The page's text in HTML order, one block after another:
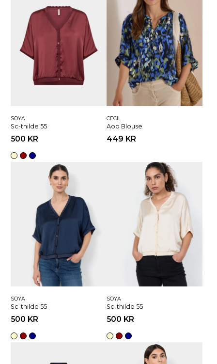
SOYA
Sc-thilde 55
500 KR
CECIL
Aop Blouse
449 KR
SOYA
Sc-thilde 55
500 KR
SOYA
Sc-thilde 55
500 KR